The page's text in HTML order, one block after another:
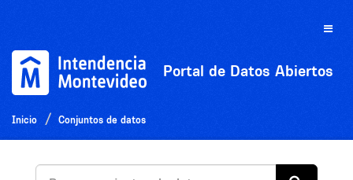
Toggle
Portal de Datos Abiertos
Inicio Conjuntos de datos